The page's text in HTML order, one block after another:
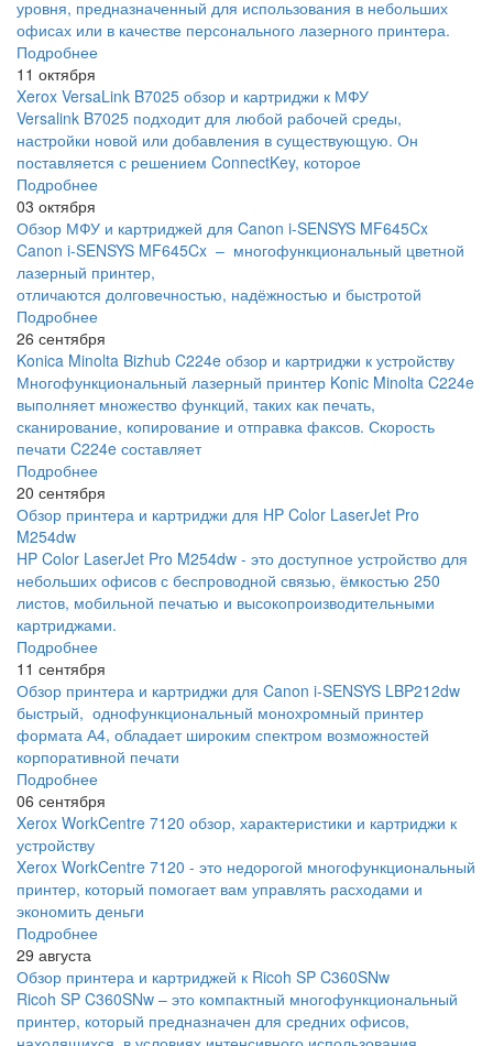
уровня, предназначенный для использования в небольших
офисах или в качестве персонального лазерного принтера.
Подробнее
11 октября
Xerox VersaLink B7025 обзор и картриджи к МФУ
Versalink B7025 подходит для любой рабочей среды,
настройки новой или добавления в существующую. Он
поставляется с решением ConnectKey, которое
Подробнее
03 октября
Обзор МФУ и картриджей для Canon i-SENSYS MF645Cx
Canon i-SENSYS MF645Cx – многофункциональный цветной
лазерный принтер,
отличаются долговечностью, надёжностью и быстротой
Подробнее
26 сентября
Konica Minolta Bizhub C224e обзор и картриджи к устройству
Многофункциональный лазерный принтер Konic Minolta C224e
выполняет множество функций, таких как печать,
сканирование, копирование и отправка факсов. Скорость
печати C224e составляет
Подробнее
20 сентября
Обзор принтера и картриджи для HP Color LaserJet Pro
M254dw
HP Color LaserJet Pro M254dw - это доступное устройство для
небольших офисов с беспроводной связью, ёмкостью 250
листов, мобильной печатью и высокопроизводительными
картриджами.
Подробнее
11 сентября
Обзор принтера и картриджи для Canon i-SENSYS LBP212dw
быстрый, однофункциональный монохромный принтер
формата А4, обладает широким спектром возможностей
корпоративной печати
Подробнее
06 сентября
Xerox WorkCentre 7120 обзор, характеристики и картриджи к
устройству
Xerox WorkCentre 7120 - это недорогой многофункциональный
принтер, который помогает вам управлять расходами и
экономить деньги
Подробнее
29 августа
Обзор принтера и картриджей к Ricoh SP C360SNw
Ricoh SP C360SNw – это компактный многофункциональный
принтер, который предназначен для средних офисов,